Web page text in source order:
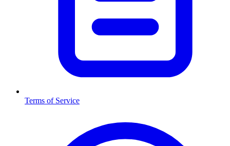
Terms of Service